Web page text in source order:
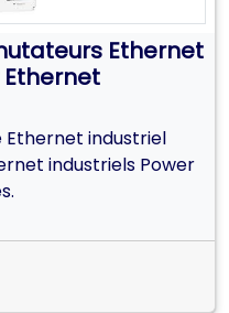
Ethernet
industriel
industriels Power